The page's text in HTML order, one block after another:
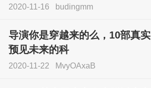
2020-11-16 budingmm
导演你是穿越来的么，10部真实
预见未来的科
2020-11-22 MvyOAxaB